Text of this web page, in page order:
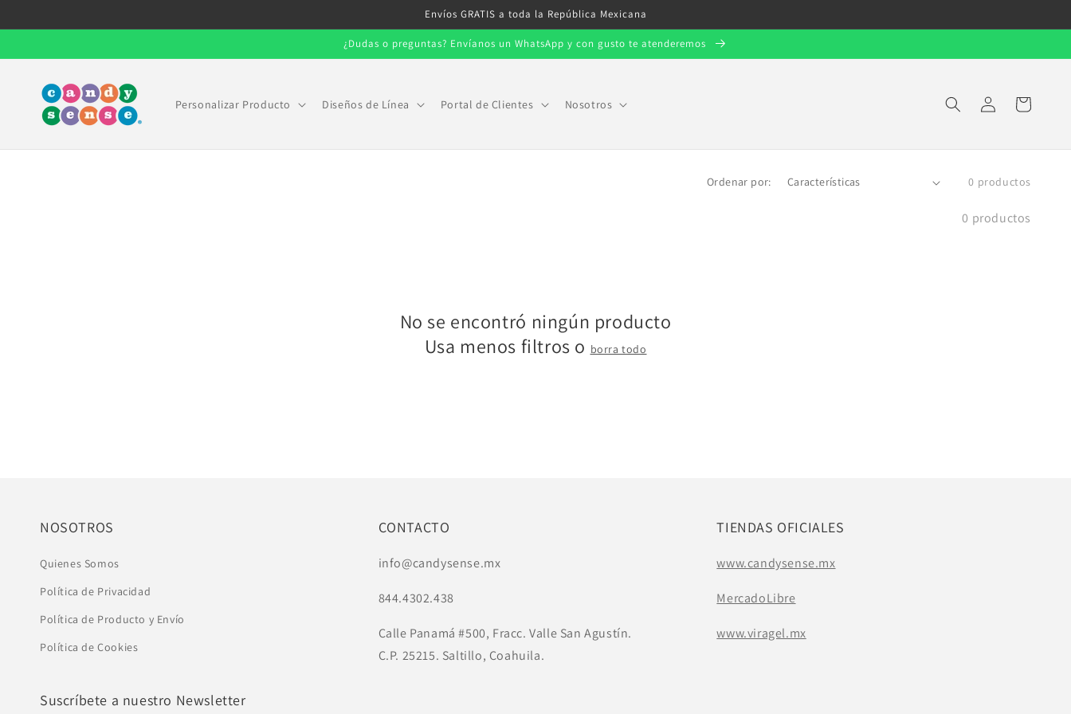
al contenido
Envíos GRATIS a toda la República Mexicana
¿Dudas o preguntas? Envíanos un WhatsApp y con gusto te atenderemos
Personalizar Producto Diseños de Línea Portal de Clientes Nosotros
sesión
Carrito
Ordenar por: 0 productos
0 productos
No se encontró ningún producto
Usa menos filtros o borra todo
NOSOTROS
Quienes Somos
Política de Privacidad
Política de Producto y Envío
Política de Cookies
CONTACTO
info@candysense.mx
844.4302.438
Calle Panamá #500, Fracc. Valle San Agustín.
C.P. 25215. Saltillo, Coahuila.
TIENDAS OFICIALES
www.candysense.mx
MercadoLibre
www.viragel.mx
Suscríbete a nuestro Newsletter